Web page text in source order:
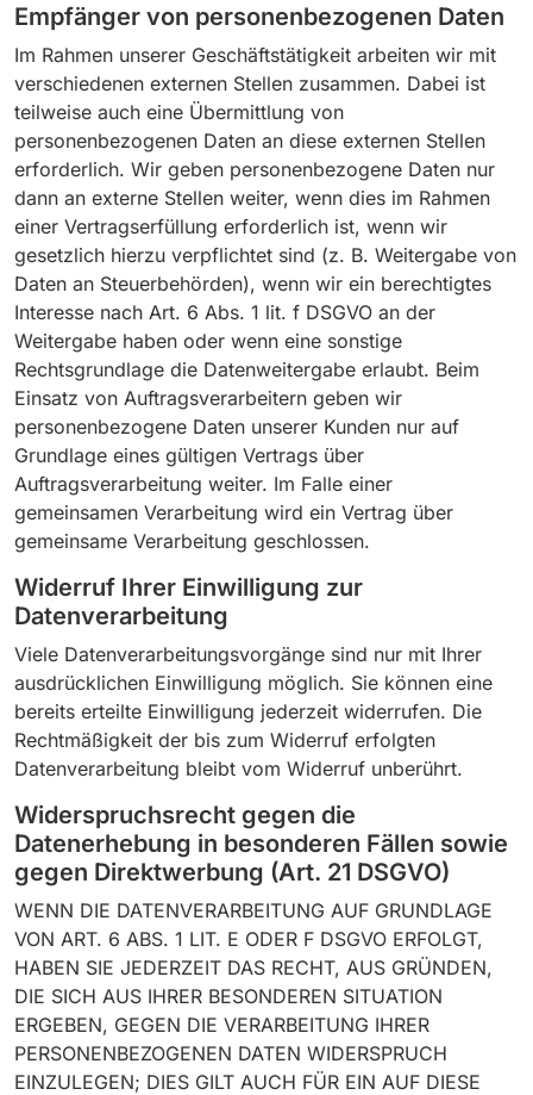
Empfänger von personenbezogenen Daten
Im Rahmen unserer Geschäftstätigkeit arbeiten wir mit
verschiedenen externen Stellen zusammen. Dabei ist
teilweise auch eine Übermittlung von
personenbezogenen Daten an diese externen Stellen
erforderlich. Wir geben personenbezogene Daten nur
dann an externe Stellen weiter, wenn dies im Rahmen
einer Vertragserfüllung erforderlich ist, wenn wir
gesetzlich hierzu verpflichtet sind (z. B. Weitergabe von
Daten an Steuerbehörden), wenn wir ein berechtigtes
Interesse nach Art. 6 Abs. 1 lit. f DSGVO an der
Weitergabe haben oder wenn eine sonstige
Rechtsgrundlage die Datenweitergabe erlaubt. Beim
Einsatz von Auftragsverarbeitern geben wir
personenbezogene Daten unserer Kunden nur auf
Grundlage eines gültigen Vertrags über
Auftragsverarbeitung weiter. Im Falle einer
gemeinsamen Verarbeitung wird ein Vertrag über
gemeinsame Verarbeitung geschlossen.
Widerruf Ihrer Einwilligung zur
Datenverarbeitung
Viele Datenverarbeitungsvorgänge sind nur mit Ihrer
ausdrücklichen Einwilligung möglich. Sie können eine
bereits erteilte Einwilligung jederzeit widerrufen. Die
Rechtmäßigkeit der bis zum Widerruf erfolgten
Datenverarbeitung bleibt vom Widerruf unberührt.
Widerspruchsrecht gegen die
Datenerhebung in besonderen Fällen sowie
gegen Direktwerbung (Art. 21 DSGVO)
WENN DIE DATENVERARBEITUNG AUF GRUNDLAGE
VON ART. 6 ABS. 1 LIT. E ODER F DSGVO ERFOLGT,
HABEN SIE JEDERZEIT DAS RECHT, AUS GRÜNDEN,
DIE SICH AUS IHRER BESONDEREN SITUATION
ERGEBEN, GEGEN DIE VERARBEITUNG IHRER
PERSONENBEZOGENEN DATEN WIDERSPRUCH
EINZULEGEN; DIES GILT AUCH FÜR EIN AUF DIESE